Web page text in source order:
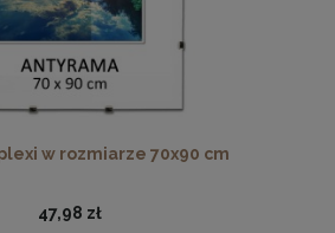
37,99 zł
DO KOSZYKA
w rozmiarze 70x90 cm
47,98 zł